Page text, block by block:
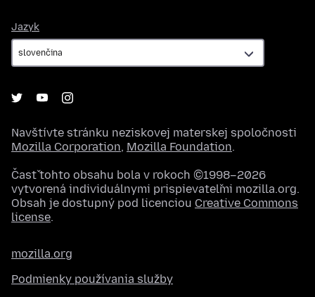
Jazyk
Navštívte stránku neziskovej materskej spoločnosti
Mozilla Corporation, Mozilla Foundation.
Časť tohto obsahu bola v rokoch ©1998–2026
vytvorená individuálnymi prispievateľmi mozilla.org.
Obsah je dostupný pod licenciou Creative Commons
license.
mozilla.org
Podmienky používania služby